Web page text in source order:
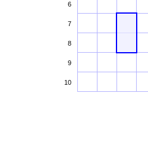
6
7
8
9
10